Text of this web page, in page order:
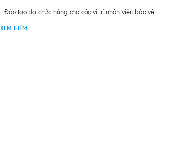
Đào tạo đa chức năng cho các vị trí nhân viên bảo vệ ...
XEM THÊM